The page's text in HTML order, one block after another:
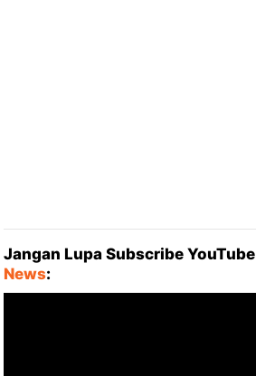
Jangan Lupa Subscribe YouTube
News: